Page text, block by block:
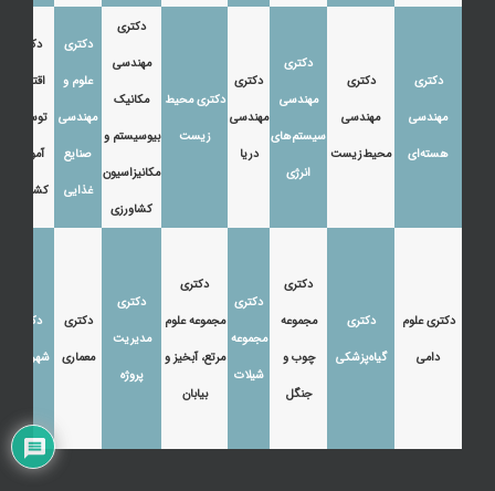
دکتری
مهندسی
هسته‌ای
دکتری
مهندسی
محیط‌زیست
دکتری
مهندسی
سیستم‌های
انرژی
دکتری
مهندسی
دریا
دکتری محیط
زیست
دکتری
مهندسی
مکانیک
بیوسیستم و
مکانیزاسیون
کشاورزی
دکتری
علوم و
مهندسی
صنایع
غذایی
دکتری
اقتصاد،
توسعه و
آموزش
کشاورزی
دکتری علوم
دامی
دکتری
گیاه‌پزشکی
دکتری
مجموعه
چوب و
جنگل
دکتری
مجموعه
شیلات
دکتری
مجموعه علوم
مرتع، آبخیز و
بیابان
دکتری
مدیریت
پروژه
دکتری
معماری
دکتری
شهرسازی